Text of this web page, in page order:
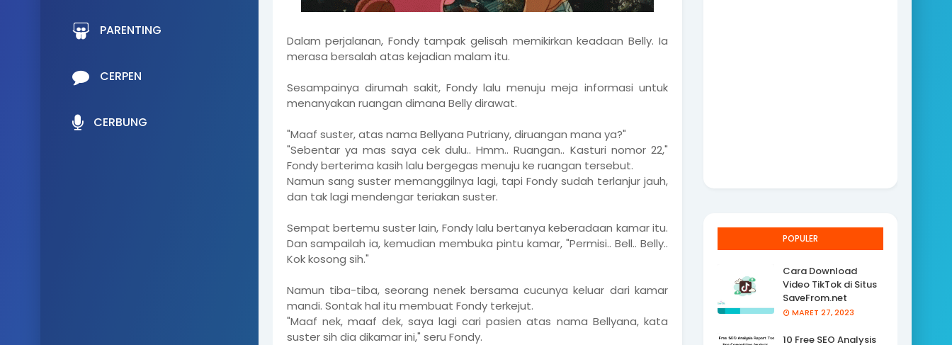
PARENTING
CERPEN
CERBUNG
Dalam perjalanan, Fondy tampak gelisah memikirkan keadaan Belly. Ia
merasa bersalah atas kejadian malam itu.
Sesampainya dirumah sakit, Fondy lalu menuju meja informasi untuk
menanyakan ruangan dimana Belly dirawat.
"Maaf suster, atas nama Bellyana Putriany, diruangan mana ya?"
"Sebentar ya mas saya cek dulu.. Hmm.. Ruangan.. Kasturi nomor 22,"
Fondy berterima kasih lalu bergegas menuju ke ruangan tersebut.
Namun sang suster memanggilnya lagi, tapi Fondy sudah terlanjur jauh,
dan tak lagi mendengar teriakan suster.
Sempat bertemu suster lain, Fondy lalu bertanya keberadaan kamar itu.
Dan sampailah ia, kemudian membuka pintu kamar, "Permisi.. Bell.. Belly..
Kok kosong sih."
Namun tiba-tiba, seorang nenek bersama cucunya keluar dari kamar
mandi. Sontak hal itu membuat Fondy terkejut.
"Maaf nek, maaf dek, saya lagi cari pasien atas nama Bellyana, kata
suster sih dia dikamar ini," seru Fondy.
POPULER
Cara Download
Video TikTok di Situs
SaveFrom.net
MARET 27, 2023
10 Free SEO Analysis